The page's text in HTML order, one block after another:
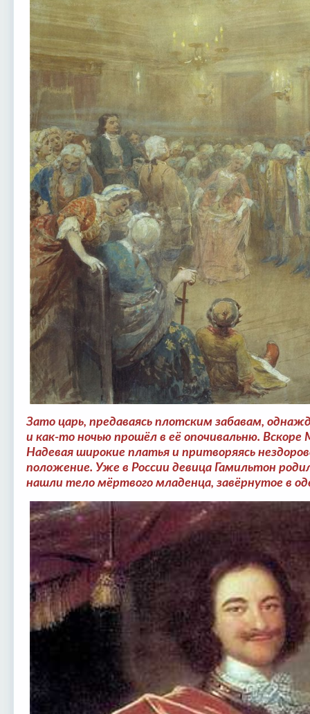
Зато царь, предаваясь плотским забавам,
и как-то ночью прошёл в её опочивальню.
Надевая широкие платья и притворяясь
положение. Уже в России девица Гамильтон
нашли тело мёртвого младенца, завёрнутое в